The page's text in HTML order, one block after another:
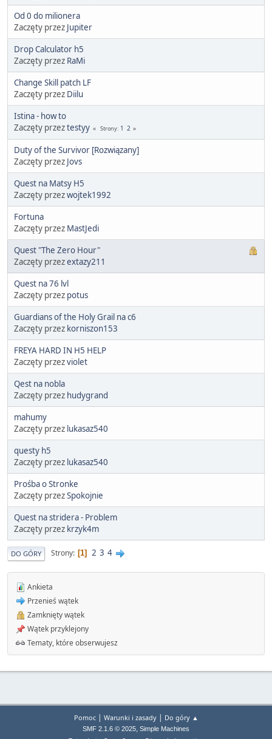
Od 0 do milionera
Zaczęty przez Jupiter
Drop Calculator h5
Zaczęty przez RaMi
Change Skill patch LF
Zaczęty przez Diilu
Istina - how to
Zaczęty przeztestyy Strony 1 2
Duty of the Survivor [Rozwiązany]
Zaczęty przez Jovs
Quest na Matsy H5
Zaczęty przezwojtek1992
Fortuna
Zaczęty przez MastJedi
Quest "The Zero Hour"
Zaczęty przezextazy211
Quest na 76 lvl
Zaczęty przez potus
Guardians of the Holy Grail na c6
Zaczęty przez korniszon153
FREYA HARD IN H5 HELP
Zaczęty przezviolet
Qest na nobla
Zaczęty przez hudygrand
mahumy
Zaczęty przez lukasaz540
questy h5
Zaczęty przez lukasaz540
Prośba o Stronke
Zaczęty przezSpokojnie
Quest na stridera - Problem
Zaczęty przez krzyk4m
DO GÓRY Strony 1 2 3 4
Ankieta
Przenieś wątek
Zamknięty wątek
Wątek przyklejony
Tematy, które obserwujesz
Pomoc| Warunki i zasady| Do góry ▲
SMF 2.1.6 © 2025, Simple Machines